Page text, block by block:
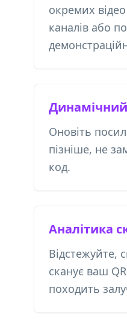
окремих
каналів або
Оновіть
пізніше, не
код.
Аналітика
Відстежуйте,
сканує ваш
походить